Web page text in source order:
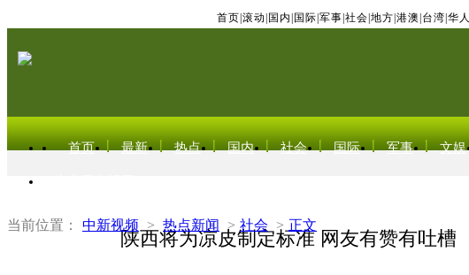
首页 滚动 国内 国际 军事 社会 地方 港澳 台湾 华人
首页 最新 热点 国内 社会 国际 军事 文娱
当前位置： 中新视频 > 热点新闻 > 社会 > 正文
陕西将为凉皮制定标准 网友有赞有吐槽